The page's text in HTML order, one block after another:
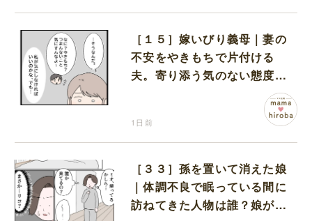
［１５］嫁いびり義母｜妻の
不安をやきもちで片付ける
夫。寄り添う気のない態度に
1日前
［３３］孫を置いて消えた娘
｜体調不良で眠っている間に
訪ねてきた人物は誰？娘が戻